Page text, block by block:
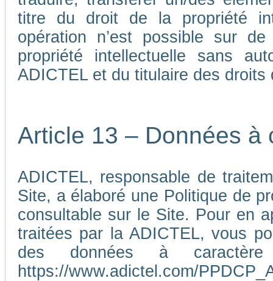
titre du droit de la propriété
opération n’est possible sur
propriété intellectuelle sans
ADICTEL et du titulaire des
Article 13 – Données à
ADICTEL, responsable de
Site, a élaboré une Politique de
consultable sur le Site. Pour en
traitées par la ADICTEL, vous
des données à caractère
https://www.adictel.com/